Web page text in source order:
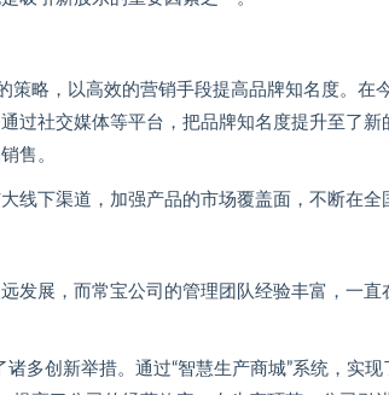
策略，以高效的营销手段提高品牌知名度。在
过社交媒体等平台，把品牌知名度提升至了新
售。
线下渠道，加强产品的市场覆盖面，不断在全
发展，而常宝公司的管理团队经验丰富，一
多创新举措。通过“智慧生产商城”系统，实现